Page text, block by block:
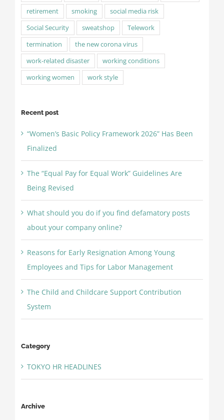
retirement
smoking
social media risk
Social Security
sweatshop
Telework
termination
the new corona virus
work-related disaster
working conditions
working women
work style
Recent post
“Women’s Basic Policy Framework 2026” Has Been
Finalized
The “Equal Pay for Equal Work” Guidelines Are
Being Revised
What should you do if you find defamatory posts
about your company online?
Reasons for Early Resignation Among Young
Employees and Tips for Labor Management
The Child and Childcare Support Contribution
System
Category
TOKYO HR HEADLINES
Archive